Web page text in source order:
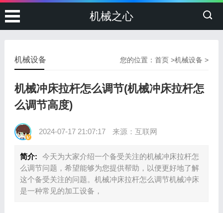
机械之心
您的位置：首页 >机械设备 >
机械设备
机械冲床拉杆怎么调节(机械冲床拉杆怎
么调节高度)
2024-07-17 21:07:17 来源：互联网
简介:
今天为大家介绍一个备受关注的机械冲床拉杆怎
么调节问题，希望能够为您提供帮助，以便更好地了解
这个备受关注的问题。机械冲床拉杆怎么调节机械冲床
是一种常见的加工设备，